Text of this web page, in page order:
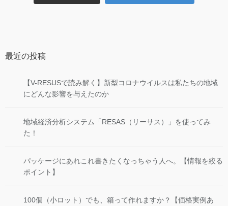
最近の投稿
【V-RESUSで読み解く】新型コロナウイルスは私たちの地域
にどんな影響を与えたのか
地域経済分析システム「RESAS（リーサス）」を使ってみ
た！
パッケージにあれこれ書きたくなっちゃう人へ。【情報を絞る
ポイント】
100個（小ロット）でも、箱って作れますか？【価格実例あ